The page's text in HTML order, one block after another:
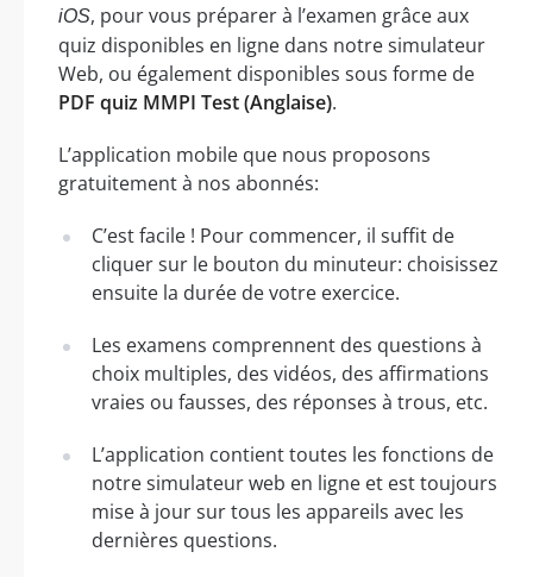
iOS, pour vous préparer à l’examen grâce aux
quiz disponibles en ligne dans notre simulateur
Web, ou également disponibles sous forme de
PDF quiz MMPI Test (Anglaise).
L’application mobile que nous proposons
gratuitement à nos abonnés:
C’est facile ! Pour commencer, il suffit de
cliquer sur le bouton du minuteur: choisissez
ensuite la durée de votre exercice.
Les examens comprennent des questions à
choix multiples, des vidéos, des affirmations
vraies ou fausses, des réponses à trous, etc.
L’application contient toutes les fonctions de
notre simulateur web en ligne et est toujours
mise à jour sur tous les appareils avec les
dernières questions.